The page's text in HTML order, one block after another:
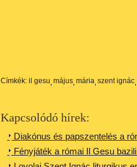
Címkék: il gesu május mária szent ignác
Kapcsolódó hírek:
Diakónus és papszentelés a
Fényjáték a római Il Gesu